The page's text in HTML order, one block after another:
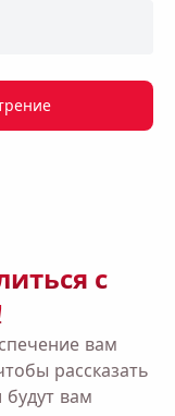
с
вам
рассказать
вам
с MacOS или